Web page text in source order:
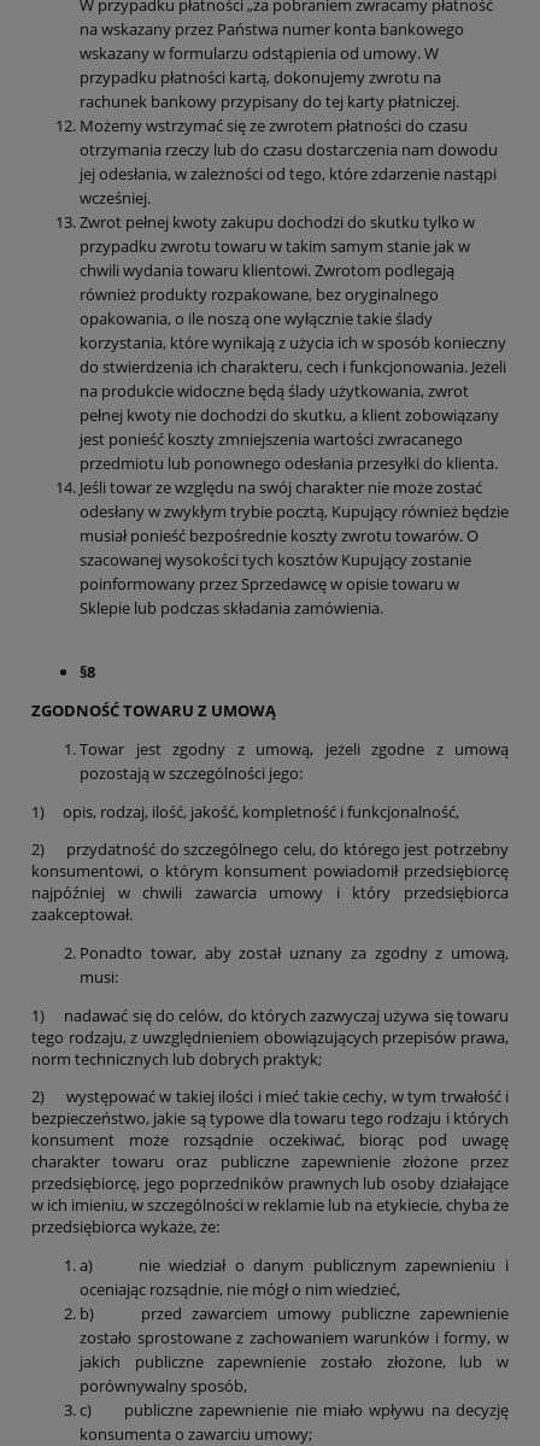
W przypadku płatności „za pobraniem zwracamy płatność
na wskazany przez Państwa numer konta bankowego
wskazany w formularzu odstąpienia od umowy. W
przypadku płatności kartą, dokonujemy zwrotu na
rachunek bankowy przypisany do tej karty płatniczej.
Możemy wstrzymać się ze zwrotem płatności do czasu
otrzymania rzeczy lub do czasu dostarczenia nam dowodu
jej odesłania, w zależności od tego, które zdarzenie nastąpi
wcześniej.
Zwrot pełnej kwoty zakupu dochodzi do skutku tylko w
przypadku zwrotu towaru w takim samym stanie jak w
chwili wydania towaru klientowi. Zwrotom podlegają
również produkty rozpakowane, bez oryginalnego
opakowania, o ile noszą one wyłącznie takie ślady
korzystania, które wynikają z użycia ich w sposób konieczny
do stwierdzenia ich charakteru, cech i funkcjonowania. Jeżeli
na produkcie widoczne będą ślady użytkowania, zwrot
pełnej kwoty nie dochodzi do skutku, a klient zobowiązany
jest ponieść koszty zmniejszenia wartości zwracanego
przedmiotu lub ponownego odesłania przesyłki do klienta.
Jeśli towar ze względu na swój charakter nie może zostać
odesłany w zwykłym trybie pocztą, Kupujący również będzie
musiał ponieść bezpośrednie koszty zwrotu towarów. O
szacowanej wysokości tych kosztów Kupujący zostanie
poinformowany przez Sprzedawcę w opisie towaru w
Sklepie lub podczas składania zamówienia.
§8
ZGODNOŚĆ TOWARU Z UMOWĄ
Towar jest zgodny z umową, jeżeli zgodne z umową
pozostają w szczególności jego:
1) opis, rodzaj, ilość, jakość, kompletność i funkcjonalność,
2) przydatność do szczególnego celu, do którego jest potrzebny
konsumentowi, o którym konsument powiadomił przedsiębiorcę
najpóźniej w chwili zawarcia umowy i który przedsiębiorca
zaakceptował.
Ponadto towar, aby został uznany za zgodny z umową,
musi:
1) nadawać się do celów, do których zazwyczaj używa się towaru
tego rodzaju, z uwzględnieniem obowiązujących przepisów prawa,
norm technicznych lub dobrych praktyk;
2) występować w takiej ilości i mieć takie cechy, w tym trwałość i
bezpieczeństwo, jakie są typowe dla towaru tego rodzaju i których
konsument może rozsądnie oczekiwać, biorąc pod uwagę
charakter towaru oraz publiczne zapewnienie złożone przez
przedsiębiorcę, jego poprzedników prawnych lub osoby działające
w ich imieniu, w szczególności w reklamie lub na etykiecie, chyba że
przedsiębiorca wykaże, że:
a) nie wiedział o danym publicznym zapewnieniu i
oceniając rozsądnie, nie mógł o nim wiedzieć,
b) przed zawarciem umowy publiczne zapewnienie
zostało sprostowane z zachowaniem warunków i formy, w
jakich publiczne zapewnienie zostało złożone, lub w
porównywalny sposób,
c) publiczne zapewnienie nie miało wpływu na decyzję
konsumenta o zawarciu umowy;